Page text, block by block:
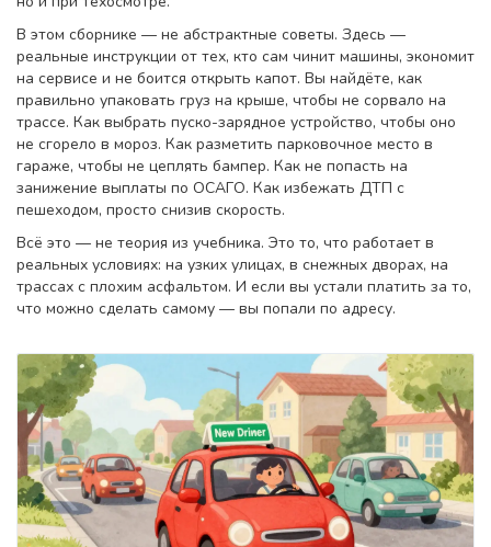
В этом сборнике — не абстрактные советы. Здесь —
реальные инструкции от тех, кто сам чинит машины, экономит
на сервисе и не боится открыть капот. Вы найдёте, как
правильно упаковать груз на крыше, чтобы не сорвало на
трассе. Как выбрать пуско-зарядное устройство, чтобы оно
не сгорело в мороз. Как разметить парковочное место в
гараже, чтобы не цеплять бампер. Как не попасть на
занижение выплаты по ОСАГО. Как избежать ДТП с
пешеходом, просто снизив скорость.
Всё это — не теория из учебника. Это то, что работает в
реальных условиях: на узких улицах, в снежных дворах, на
трассах с плохим асфальтом. И если вы устали платить за то,
что можно сделать самому — вы попали по адресу.